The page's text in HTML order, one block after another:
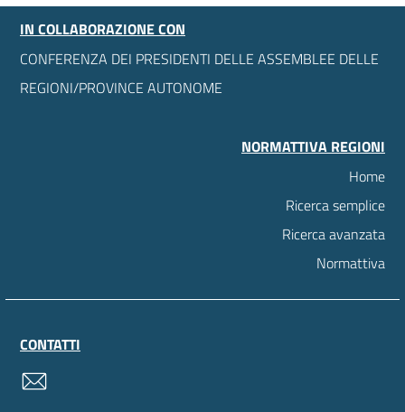
IN COLLABORAZIONE CON
CONFERENZA DEI PRESIDENTI DELLE ASSEMBLEE DELLE
REGIONI/PROVINCE AUTONOME
NORMATTIVA REGIONI
Home
Ricerca semplice
Ricerca avanzata
Normattiva
CONTATTI